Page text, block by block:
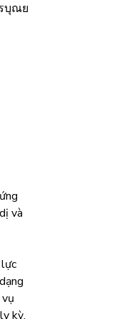
บุณย
và
kỳ,